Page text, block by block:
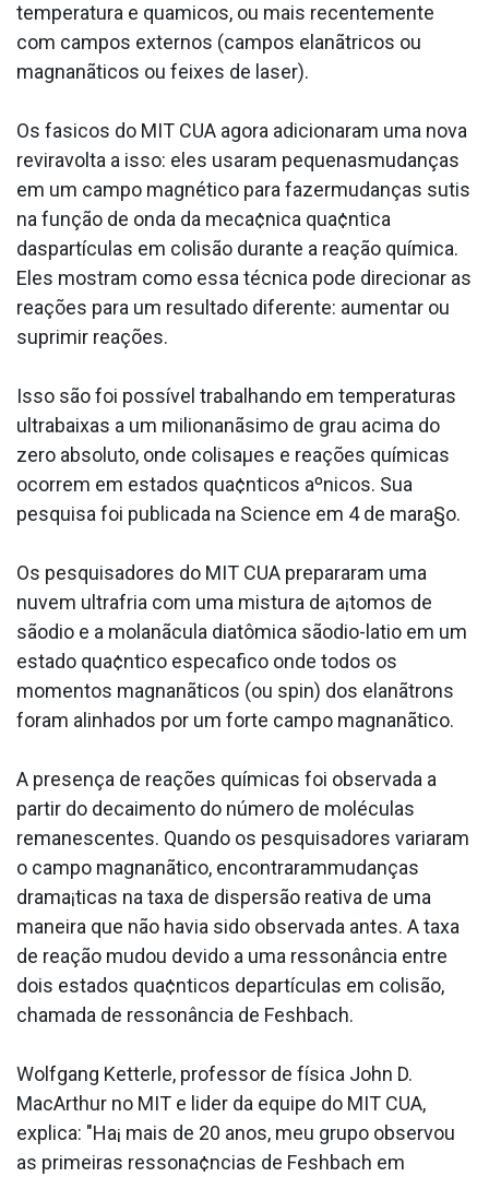
temperatura e qua­micos, ou mais recentemente
com campos externos (campos elanãtricos ou
magnanãticos ou feixes de laser).
Os fa­sicos do MIT CUA agora adicionaram uma nova
reviravolta a isso: eles usaram pequenasmudanças
em um campo magnético para fazermudanças sutis
na função de onda da meca¢nica qua¢ntica
daspartículas em colisão durante a reação química.
Eles mostram como essa técnica pode direcionar as
reações para um resultado diferente: aumentar ou
suprimir reações.
Isso são foi possí­vel trabalhando em temperaturas
ultrabaixas a um milionanãsimo de grau acima do
zero absoluto, onde colisaµes e reações químicas
ocorrem em estados qua¢nticos aºnicos. Sua
pesquisa foi publicada na Science em 4 de mara§o.
Os pesquisadores do MIT CUA prepararam uma
nuvem ultrafria com uma mistura de a¡tomos de
sãodio e a molanãcula diatômica sãodio-la­tio em um
estado qua¢ntico especa­fico onde todos os
momentos magnanãticos (ou spin) dos elanãtrons
foram alinhados por um forte campo magnanãtico.
A presença de reações químicas foi observada a
partir do decaimento do número de moléculas
remanescentes. Quando os pesquisadores variaram
o campo magnanãtico, encontrarammudanças
drama¡ticas na taxa de dispersão reativa de uma
maneira que não havia sido observada antes. A taxa
de reação mudou devido a uma ressonância entre
dois estados qua¢nticos departículas em colisão,
chamada de ressonância de Feshbach.
Wolfgang Ketterle, professor de física John D.
MacArthur no MIT e lider da equipe do MIT CUA,
explica: "Ha¡ mais de 20 anos, meu grupo observou
as primeiras ressona¢ncias de Feshbach em